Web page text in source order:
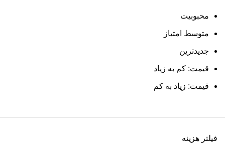
محبوبیت
متوسط امتیاز
جدیدترین
قیمت: کم به زیاد
قیمت: زیاد به کم
فیلتر هزینه